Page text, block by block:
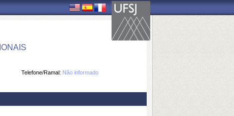
Telefone/Ramal: Não informado